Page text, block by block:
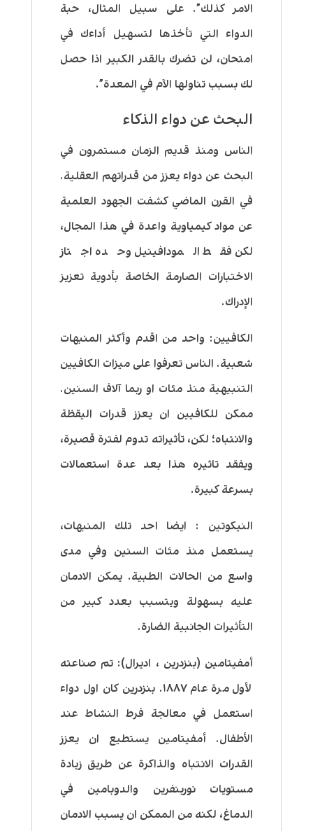
الامر كذلك”. على سبيل المثال، حبة
الدواء التي تأخذها لتسهيل أداءك في
امتحان، لن تضرك بالقدر الكبير اذا حصل
لك بسبب تناولها الآم في المعدة”.
البحث عن دواء الذكاء
الناس ومنذ قديم الزمان مستمرون في
البحث عن دواء يعزز من قدراتهم العقلية.
في القرن الماضي كشفت الجهود العلمية
عن مواد كيمياوية واعدة في هذا المجال،
لكن فقط المودافينيل وحده اجتاز
الاختبارات الصارمة الخاصة بأدوية تعزيز
الإدراك.
الكافيين: واحد من اقدم وأكثر المنبهات
شعبية. الناس تعرفوا على ميزات الكافيين
التنبيهية منذ مئات او ربما آلاف السنين.
ممكن للكافيين ان يعزز قدرات اليقظة
والانتباه؛ لكن، تأثيراته تدوم لفترة قصيرة،
ويفقد تاثيره هذا بعد عدة استعمالات
بسرعة كبيرة.
النيكوتين
: ايضا احد تلك المنبهات،
يستعمل منذ مئات السنين وفي مدى
واسع من الحالات الطبية. يمكن الادمان
عليه بسهولة ويتسبب بعدد كبير من
التأثيرات الجانبية الضارة.
أمفيتامين (بنزدرين ، اديرال): تم صناعته
لأول مرة عام ١٨٨٧. بنزدرين كان اول دواء
استعمل في معالجة فرط النشاط عند
الأطفال. أمفيتامين يستطيع ان يعزز
القدرات الانتباه والذاكرة عن طريق زيادة
مستويات نوربنفرين والدوبامين في
الدماغ، لكنه من الممكن ان يسبب الادمان